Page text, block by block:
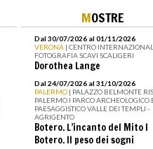
MOSTRE
Dal 30/07/2026 al 01/11/2026
VERONA | CENTRO
FOTOGRAFIA SCAVI SCALIGERI
Dorothea Lange
Dal 24/07/2026 al 31/10/2026
PALERMO | PALAZZO BELMONTE
PALERMO I PARCO ARCHEOLOGICO
PAESAGGISTICO VALLE DEI TEMPLI -
AGRIGENTO
Botero. L’incanto del Mito I
Botero. Il peso dei sogni